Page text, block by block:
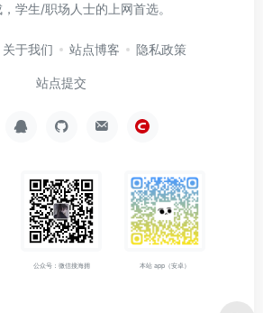
学生/职场人士的上网首选。
关于我们 站点博客 隐私政策
站点提交
公众号：微信搜海拥 本站 app（安卓）